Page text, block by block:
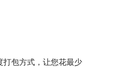
包方式，让您花最少